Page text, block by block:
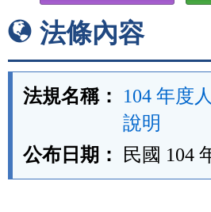
法條內容
法規名稱：
104 年度
說明
公布日期：
民國 104